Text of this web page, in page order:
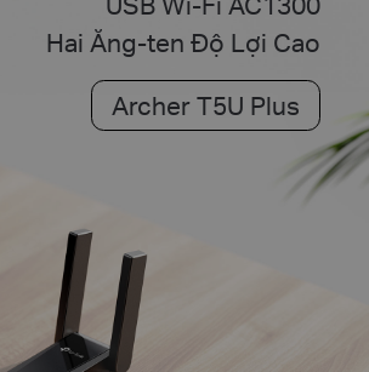
Hai Ăng-ten Độ Lợi Cao
Archer T5U Plus